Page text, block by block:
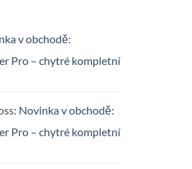
v obchodě:
Pro – chytré kompletní
: Novinka v obchodě:
Pro – chytré kompletní